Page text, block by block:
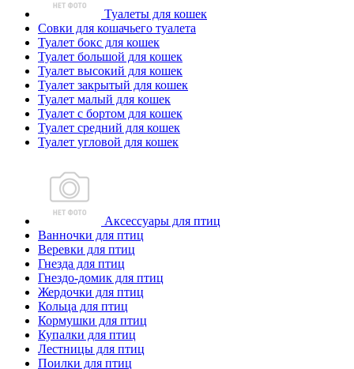
Туалеты для кошек
Совки для кошачьего туалета
Туалет бокс для кошек
Туалет большой для кошек
Туалет высокий для кошек
Туалет закрытый для кошек
Туалет малый для кошек
Туалет с бортом для кошек
Туалет средний для кошек
Туалет угловой для кошек
Аксессуары для птиц
Ванночки для птиц
Веревки для птиц
Гнезда для птиц
Гнездо-домик для птиц
Жердочки для птиц
Кольца для птиц
Кормушки для птиц
Купалки для птиц
Лестницы для птиц
Поилки для птиц